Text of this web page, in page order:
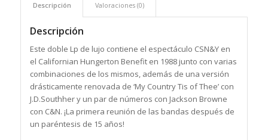
Descripción Valoraciones (0)
Descripción
Este doble Lp de lujo contiene el espectáculo CSN&Y en
el Californian Hungerton Benefit en 1988 junto con varias
combinaciones de los mismos, además de una versión
drásticamente renovada de ‘My Country Tis of Thee’ con
J.D.Southher y un par de números con Jackson Browne
con C&N. ¡La primera reunión de las bandas después de
un paréntesis de 15 años!